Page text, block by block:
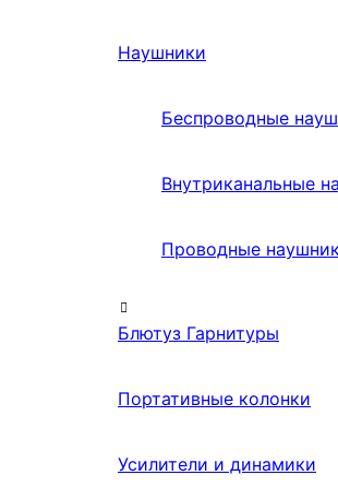
Наушники
Беспроводные
Внутриканальные
Проводные
Блютуз Гарнитуры
Портативные колонки
Усилители и динамики